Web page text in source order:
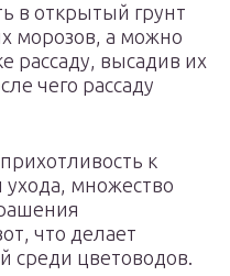
в открытый грунт
морозов, а можно
рассаду, высадив их
чего рассаду
к
множество
что делает
среди цветоводов.